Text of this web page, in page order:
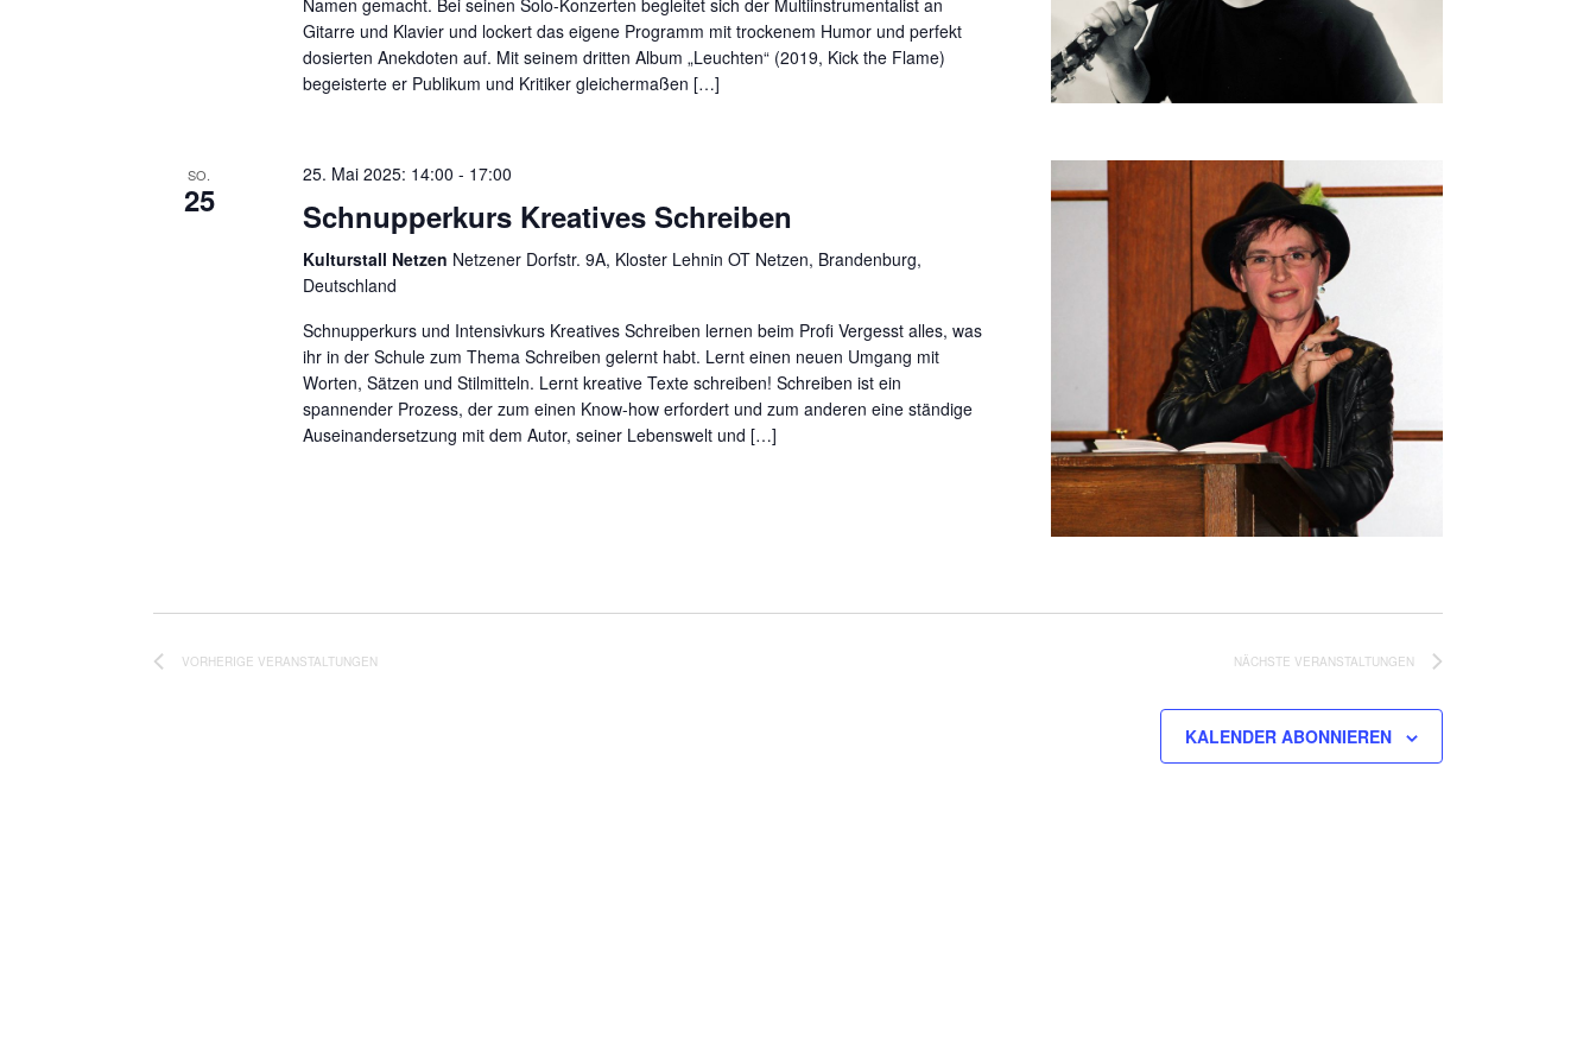
Namen gemacht. Bei seinen Solo-Konzerten begleitet sich der Multiinstrumentalist an
Gitarre und Klavier und lockert das eigene Programm mit trockenem Humor und perfekt
dosierten Anekdoten auf. Mit seinem dritten Album „Leuchten“ (2019, Kick the Flame)
begeisterte er Publikum und Kritiker gleichermaßen […]
SO.
25
25. Mai 2025: 14:00 - 17:00
Schnupperkurs Kreatives Schreiben
Kulturstall Netzen Netzener Dorfstr. 9A, Kloster Lehnin OT Netzen, Brandenburg,
Deutschland
Schnupperkurs und Intensivkurs Kreatives Schreiben lernen beim Profi Vergesst alles, was
ihr in der Schule zum Thema Schreiben gelernt habt. Lernt einen neuen Umgang mit
Worten, Sätzen und Stilmitteln. Lernt kreative Texte schreiben! Schreiben ist ein
spannender Prozess, der zum einen Know-how erfordert und zum anderen eine ständige
Auseinandersetzung mit dem Autor, seiner Lebenswelt und […]
VORHERIGE VERANSTALTUNGEN NÄCHSTE VERANSTALTUNGEN
KALENDER ABONNIEREN